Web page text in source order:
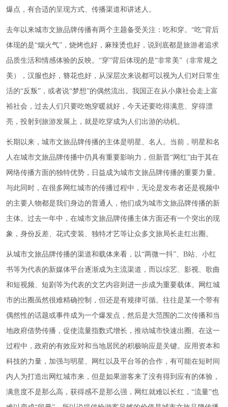
爆点，有合适的呈现方式、传播渠道和讲述人。
去年以来城市文旅品牌传播有两个主题备受关注：吃和穿。“吃”背后
体现的是“烟火气”，烧烤也好，麻辣烫也好，说到底都是旅游者追求
品质生活和情感体验的反映。“穿”背后体现的是“非常美”（非常规之
美），汉服也好，簪花也好，从深层次来说都可以视为人们对日常生
活的“反叛”，或者说“梦想”的偶然流出。我国正在从小康社会走上富
裕社会，过去人们只要吃饱穿暖就好，今天还要吃得满意、穿得漂
亮，投射到旅游发展上，就是吃穿成为人们出游的动机。
长期以来，城市文旅品牌传播的主体是明星、名人。当前，明星和名
人在城市文旅品牌传播中仍具有重要影响力，但新晋“网红”由于其在
网络传播方面的独特优势，日益成为城市文旅品牌传播的重要力量。
与此同时，在很多网红城市的传播过程中，无论是发布者还是视频中
的主要人物都是我们身边的普通人，他们成为城市文旅品牌传播的新
主体。过去一年中，在城市文旅品牌传播主体方面还有一个突出的现
象，身份反差、花式变装、独特才艺等让众多文旅局长走红出圈。
从城市文旅品牌传播的渠道和载体来看，以“两微一抖”、B站、小红
书等为代表的新媒体平台逐渐成为主流渠道，而以综艺、影视、歌曲
和短视频、短剧等为代表的文艺内容则进一步成为重要载体。网红城
市的出圈虽然很难精确控制，但还是有规律可循。往往是某一个带有
偶然性的话题或事件成为一个爆发点，然后是大范围的二次传播和当
地政府借势传播，促使流量指数式增长，推动城市快速出圈。在这一
过程中，政府的有效应对和当地居民的积极响应是关键。应用资本和
科技的力量，加强与明星、网红以及平台等的合作，有可能在短时间
内人为打造出网红城市来，但是如果游客来了没有得到应有的体验，
满意度不是那么高，获得感不是那么强，网红就难以长红，“流量”也